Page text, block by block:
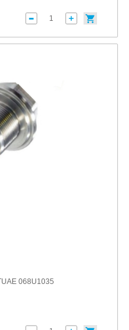
068U1035